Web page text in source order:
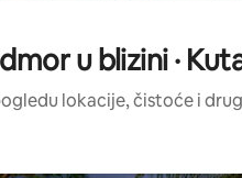
u blizini ·
lokacije, čistoće i